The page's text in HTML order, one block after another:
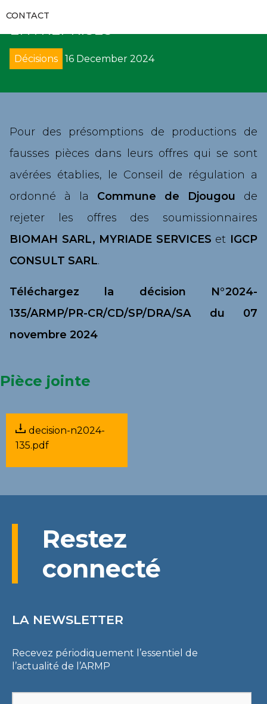
APPELS D’OFFRES
FORMATIONS
CODES DES MARCHÉS PUBLICS
DÉCRETS
ARRÊTÉS
RECOURS
DÉNONCIATION
SOLLICIATION DE CONCILIATION
ARBITRAGE
REMISE DE PÉNALITÉS
COLLECTE DE DONNÉES
VIDÉOS
CONTACT
PERSPECTIVES CONTRE DES
ENTREPRISES
Décisions 16 December 2024
Pour des présomptions de productions de
fausses pièces dans leurs offres qui se sont
avérées établies, le Conseil de régulation a
ordonné à la Commune de Djougou de
rejeter les offres des soumissionnaires
BIOMAH SARL, MYRIADE SERVICES et IGCP
CONSULT SARL.
Téléchargez la décision N°2024-
135/ARMP/PR-CR/CD/SP/DRA/SA du 07
novembre 2024
Pièce jointe
decision-n2024-
135.pdf
Restez
connecté
LA NEWSLETTER
Recevez périodiquement l’essentiel de
l’actualité de l’ARMP